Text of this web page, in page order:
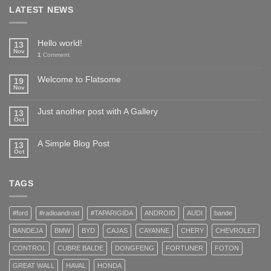
LATEST NEWS
13
Nov
Hello world!
1 Comment
19
Nov
Welcome to Flatsome
13
Oct
Just another post with A Gallery
13
Oct
A Simple Blog Post
TAGS
#ford #radioandroid #TAPARIGIDA ANDROID AUDI bande
BANDEJA BMW BYD CAJAS CAYANNE CHERY CHEVROLET
CONTROL CUBRE BALDE DONGFENG FORTUNER FOTON
GREAT WALL HAVAL HONDA